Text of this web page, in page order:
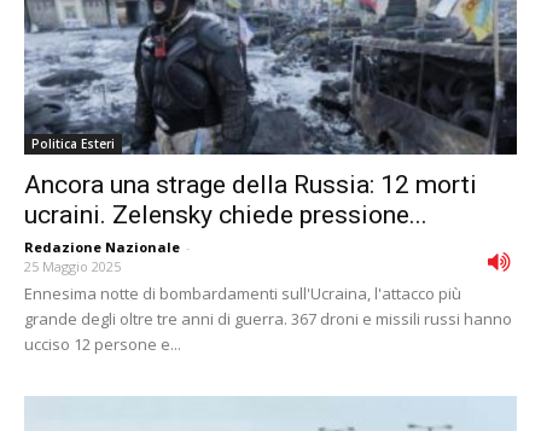
Politica Esteri
Ancora una strage della Russia: 12 morti
ucraini. Zelensky chiede pressione...
Redazione Nazionale -
25 Maggio 2025
Ennesima notte di bombardamenti sull'Ucraina, l'attacco più
grande degli oltre tre anni di guerra. 367 droni e missili russi hanno
ucciso 12 persone e...